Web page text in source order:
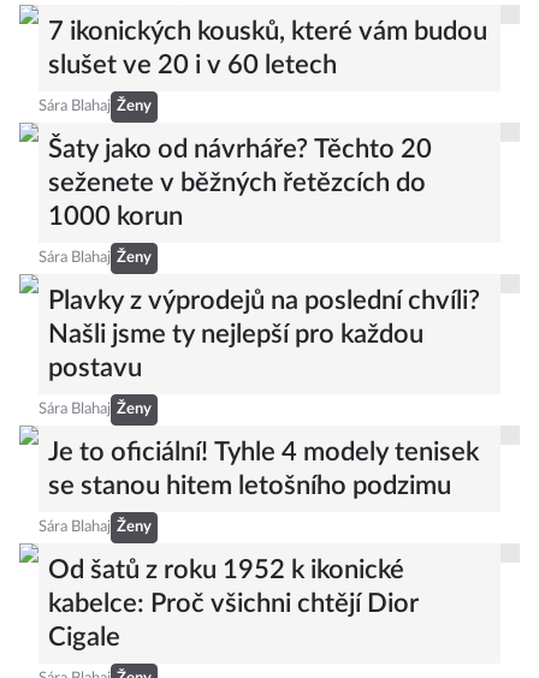
7 ikonických kousků, které vám budou
slušet ve 20 i v 60 letech
Sára Blahaj Ženy
Šaty jako od návrháře? Těchto 20
seženete v běžných řetězcích do
1000 korun
Sára Blahaj Ženy
Plavky z výprodejů na poslední chvíli?
Našli jsme ty nejlepší pro každou
postavu
Sára Blahaj Ženy
Je to oficiální! Tyhle 4 modely tenisek
se stanou hitem letošního podzimu
Sára Blahaj Ženy
Od šatů z roku 1952 k ikonické
kabelce: Proč všichni chtějí Dior
Cigale